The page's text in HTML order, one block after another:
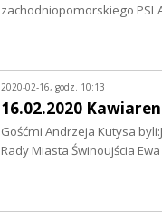
zachodniopomorskiego
2020-02-16, godz. 10:13
16.02.2020
Gośćmi Andrzeja Kutysa
Rady Miasta Świnoujścia